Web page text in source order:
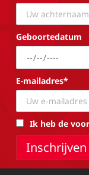
Geboortedatum
E-mailadres*
Ik heb de